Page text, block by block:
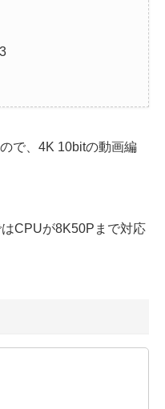
で、4K 10bitの動画編
CPUが8K50Pまで対応